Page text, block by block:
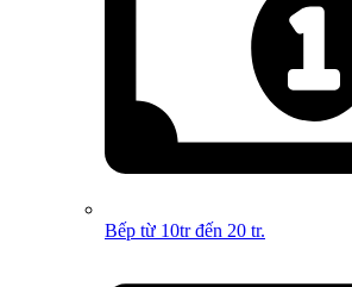
Bếp từ 10tr đến 20 tr.